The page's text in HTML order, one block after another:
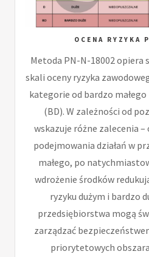
OCENA RYZYKA
Metoda PN-N-18002 opiera
skali oceny ryzyka
kategorie od bardzo
(BD). W zależności od
wskazuje różne zalecenia
podejmowania działań w
małego, po
wdrożenie środków
ryzyku dużym i bardzo
przedsiębiorstwa mogą
zarządzać
priorytetowych